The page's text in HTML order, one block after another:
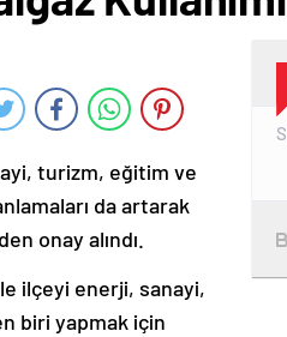
turizm, eğitim ve
da artarak
onay alındı.
ilçeyi enerji, sanayi,
biri yapmak için